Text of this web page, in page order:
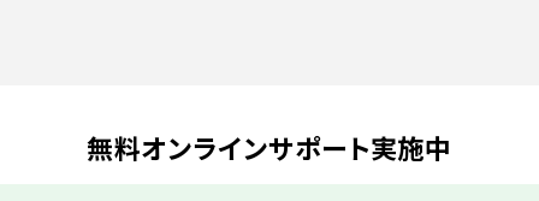
無料オンラインサポート実施中